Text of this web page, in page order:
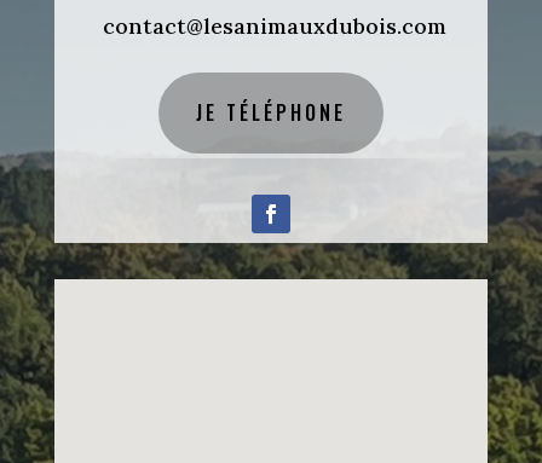
contact@lesanimauxdubois.com
JE TÉLÉPHONE